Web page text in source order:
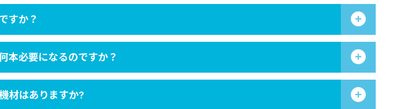
すか？
本必要になるのですか？
材はありますか?